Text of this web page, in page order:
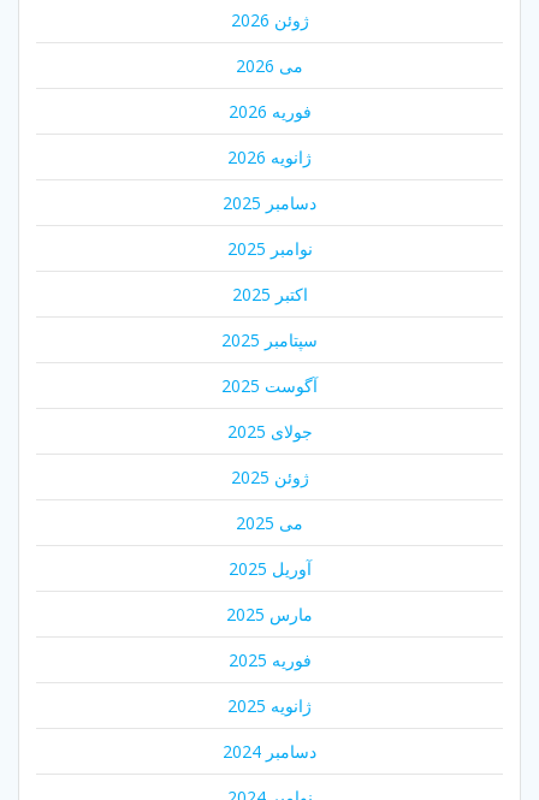
ژوئن 2026
می 2026
فوریه 2026
ژانویه 2026
دسامبر 2025
نوامبر 2025
اکتبر 2025
سپتامبر 2025
آگوست 2025
جولای 2025
ژوئن 2025
می 2025
آوریل 2025
مارس 2025
فوریه 2025
ژانویه 2025
دسامبر 2024